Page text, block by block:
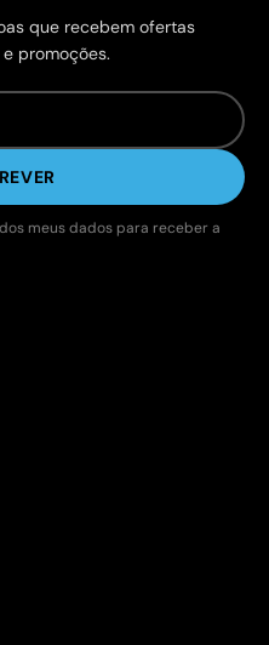
que recebem ofertas
promoções.
meus dados para receber a